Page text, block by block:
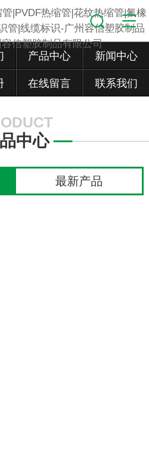
产品中心 新闻中心
在线留言 联系我们
中心
最新产品